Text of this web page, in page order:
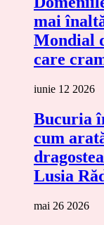
mai
Mondial
care
iunie 12 2026
Bucuria
cum
Lusia
mai 26 2026